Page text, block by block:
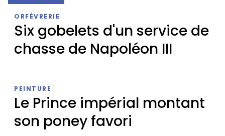
Six gobelets d'un service de
chasse de Napoléon III
ORFÈVRERIE
d'un
service
de
chasse
Le Prince impérial montant
son poney favori
PEINTURE